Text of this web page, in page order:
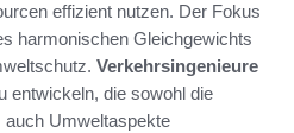
effizient nutzen. Der Fokus
harmonischen Gleichgewichts
Verkehrsingenieure
entwickeln, die sowohl die
auch Umweltaspekte